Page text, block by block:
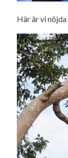
Här är vi